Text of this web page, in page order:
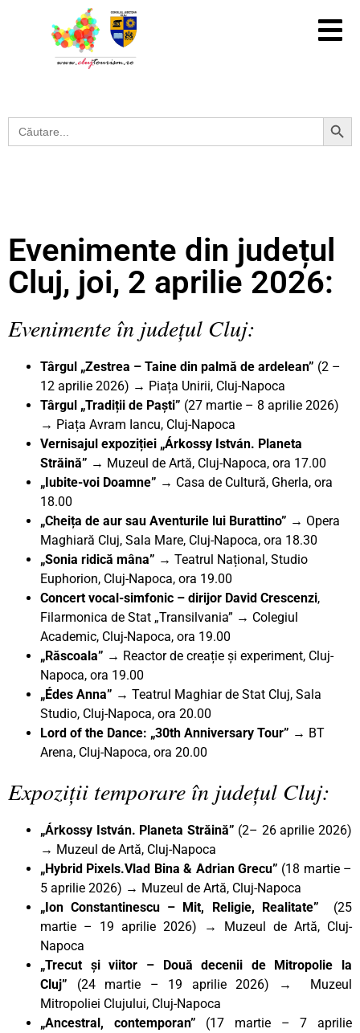
Search
for:
Search Button
Evenimente din județul
Cluj, joi, 2 aprilie 2026:
Evenimente în județul Cluj:
Târgul „Zestrea – Taine din palmă de ardelean” (2 –
12 aprilie 2026) → Piața Unirii, Cluj-Napoca
Târgul „Tradiții de Paști” (27 martie – 8 aprilie 2026)
→ Piața Avram Iancu, Cluj-Napoca
Vernisajul expoziției „Árkossy István. Planeta
Străină” → Muzeul de Artă, Cluj-Napoca, ora 17.00
„Iubite-voi Doamne” → Casa de Cultură, Gherla, ora
18.00
„Cheița de aur sau Aventurile lui Burattino” → Opera
Maghiară Cluj, Sala Mare, Cluj-Napoca, ora 18.30
„Sonia ridică mâna” → Teatrul Național, Studio
Euphorion, Cluj-Napoca, ora 19.00
Concert vocal-simfonic – dirijor David Crescenzi,
Filarmonica de Stat „Transilvania” → Colegiul
Academic, Cluj-Napoca, ora 19.00
„Răscoala” → Reactor de creație și experiment, Cluj-
Napoca, ora 19.00
„Édes Anna” → Teatrul Maghiar de Stat Cluj, Sala
Studio, Cluj-Napoca, ora 20.00
Lord of the Dance: „30th Anniversary Tour” → BT
Arena, Cluj-Napoca, ora 20.00
Expoziții temporare în județul Cluj:
„Árkossy István. Planeta Străină” (2– 26 aprilie 2026)
→ Muzeul de Artă, Cluj-Napoca
„Hybrid Pixels.Vlad Bina & Adrian Grecu” (18 martie –
5 aprilie 2026) → Muzeul de Artă, Cluj-Napoca
„Ion Constantinescu – Mit, Religie, Realitate” (25
martie – 19 aprilie 2026)
→ Muzeul de Artă, Cluj-
Napoca
„Trecut și viitor – Două decenii de Mitropolie la
Cluj” (24 martie – 19 aprilie 2026) → Muzeul
Mitropoliei Clujului, Cluj-Napoca
„Ancestral, contemporan” (17 martie – 7 aprilie